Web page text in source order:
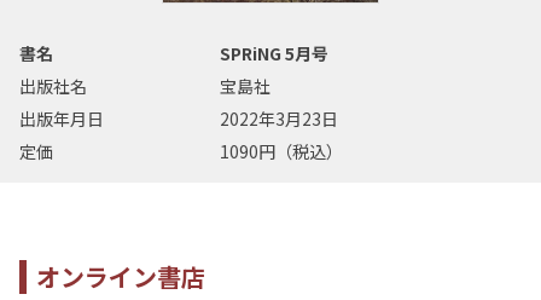
書名
SPRiNG 5月号
出版社名
宝島社
出版年月日
2022年3月23日
定価
1090円（税込）
オンライン書店